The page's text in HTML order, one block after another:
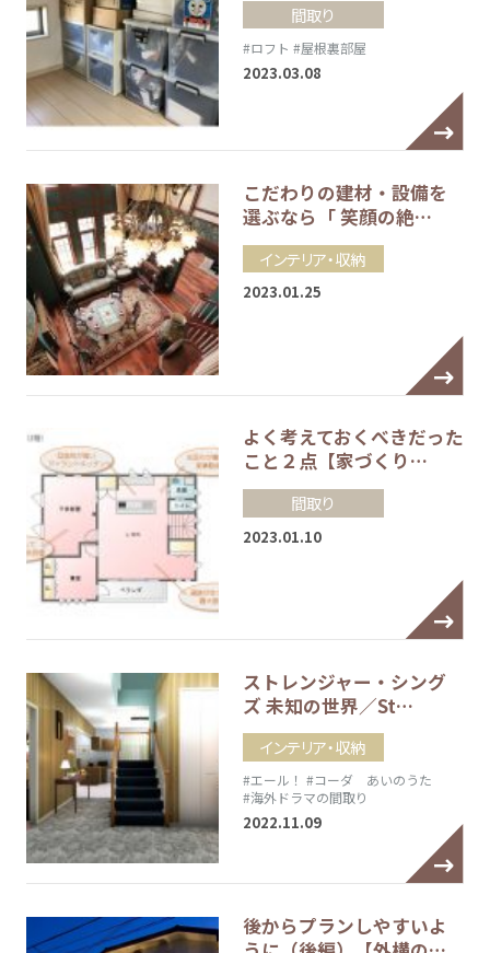
間取り
#ロフト #屋根裏部屋
2023.03.08
こだわりの建材・設備を
選ぶなら「 笑顔の絶…
インテリア・収納
2023.01.25
よく考えておくべきだった
こと２点【家づくり…
間取り
2023.01.10
ストレンジャー・シング
ズ 未知の世界／St…
インテリア・収納
#エール！ #コーダ あいのうた
#海外ドラマの間取り
2022.11.09
後からプランしやすいよ